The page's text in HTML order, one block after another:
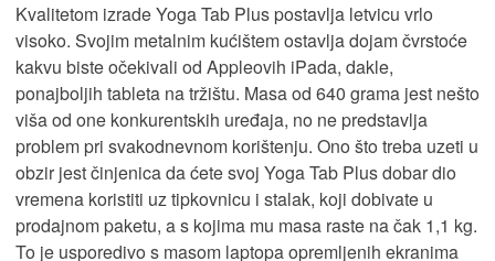
Kvalitetom izrade Yoga Tab Plus postavlja letvicu vrlo
visoko. Svojim metalnim kućištem ostavlja dojam čvrstoće
kakvu biste očekivali od Appleovih iPada, dakle,
ponajboljih tableta na tržištu. Masa od 640 grama jest nešto
viša od one konkurentskih uređaja, no ne predstavlja
problem pri svakodnevnom korištenju. Ono što treba uzeti u
obzir jest činjenica da ćete svoj Yoga Tab Plus dobar dio
vremena koristiti uz tipkovnicu i stalak, koji dobivate u
prodajnom paketu, a s kojima mu masa raste na čak 1,1 kg.
To je usporedivo s masom laptopa opremljenih ekranima